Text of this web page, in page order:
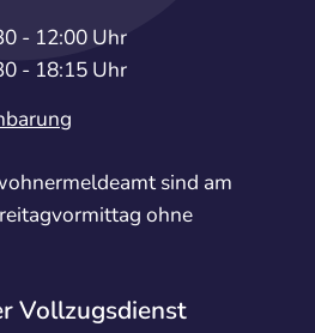
- 12:00 Uhr
- 18:15 Uhr
sind am
ohne
Vollzugsdienst